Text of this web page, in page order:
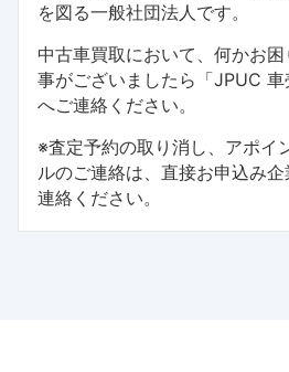
を図る一般社団法人です。
中古車買取において、何かお
事がございましたら「JPUC 車
へご連絡ください。
※査定予約の取り消し、アポイ
ルのご連絡は、直接お申込み
連絡ください。